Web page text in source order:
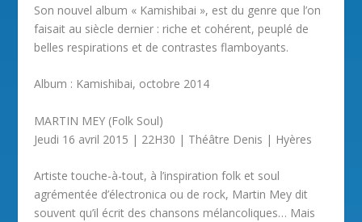
Son nouvel album « Kamishibai », est du genre que l’on
faisait au siècle dernier : riche et cohérent, peuplé de
belles respirations et de contrastes flamboyants.
Album : Kamishibai, octobre 2014
MARTIN MEY (Folk Soul)
Jeudi 16 avril 2015 | 22H30 | Théâtre Denis | Hyères
Artiste touche-à-tout, à l’inspiration folk et soul
agrémentée d’électronica ou de rock, Martin Mey dit
souvent qu’il écrit des chansons mélancoliques… Mais